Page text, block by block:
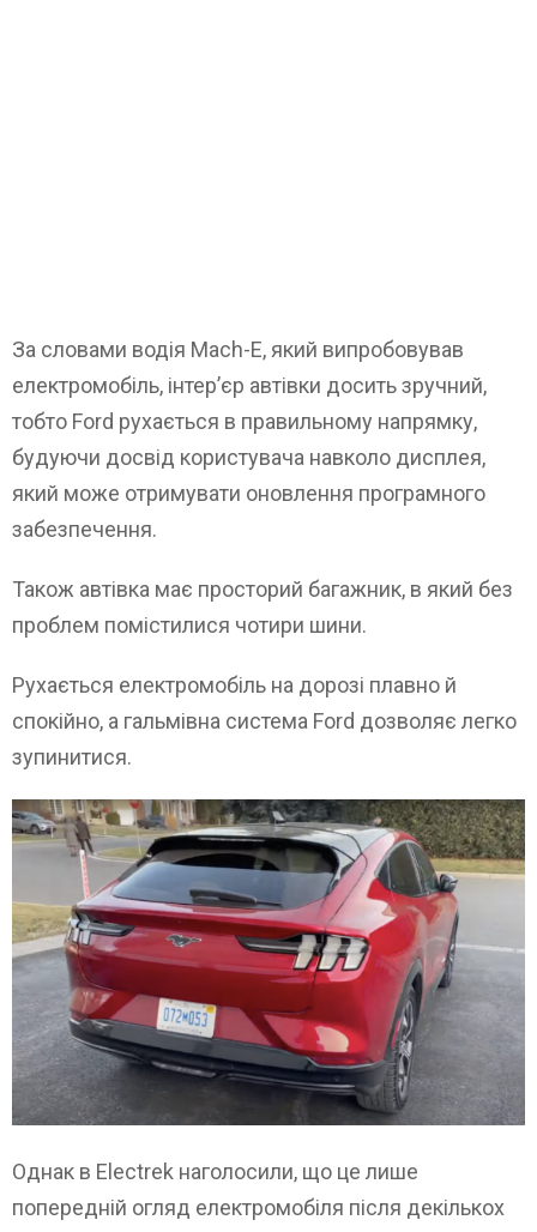
За словами водія Mach-E, який випробовував
електромобіль, інтер’єр автівки досить зручний,
тобто Ford рухається в правильному напрямку,
будуючи досвід користувача навколо дисплея,
який може отримувати оновлення програмного
забезпечення.
Також автівка має просторий багажник, в який без
проблем помістилися чотири шини.
Рухається електромобіль на дорозі плавно й
спокійно, а гальмівна система Ford дозволяє легко
зупинитися.
Однак в Electrek наголосили, що це лише
попередній огляд електромобіля після декількох